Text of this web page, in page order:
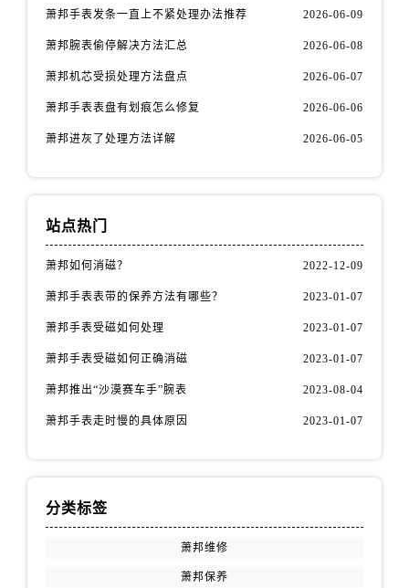
萧邦手表发条一直上不紧处理办法推荐 2026-06-09
萧邦腕表偷停解决方法汇总 2026-06-08
萧邦机芯受损处理方法盘点 2026-06-07
萧邦手表表盘有划痕怎么修复 2026-06-06
萧邦进灰了处理方法详解 2026-06-05
站点热门
萧邦如何消磁？ 2022-12-09
萧邦手表表带的保养方法有哪些？ 2023-01-07
萧邦手表受磁如何处理 2023-01-07
萧邦手表受磁如何正确消磁 2023-01-07
萧邦推出“沙漠赛车手”腕表 2023-08-04
萧邦手表走时慢的具体原因 2023-01-07
分类标签
萧邦维修
萧邦保养